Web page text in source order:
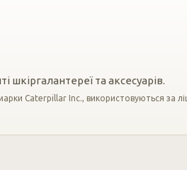
шкіргалантереї та аксесуарів.
Caterpillar Inc., використовуються за